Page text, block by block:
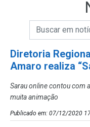
Campo
Campo de
Diretoria
Amaro realiza
Sarau online contou com
muita animação
Publicado em: 07/12/2020